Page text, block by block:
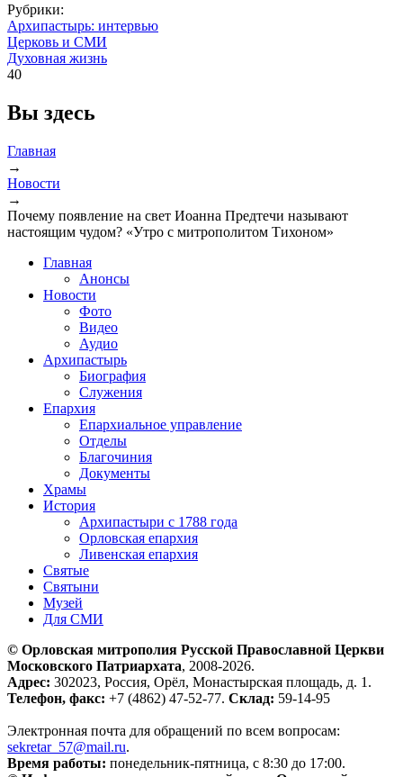
Рубрики:
Архипастырь: интервью
Церковь и СМИ
Духовная жизнь
40
Вы здесь
Главная
→
Новости
→
Почему появление на свет Иоанна Предтечи называют
настоящим чудом? «Утро с митрополитом Тихоном»
Главная
Анонсы
Новости
Фото
Видео
Аудио
Архипастырь
Биография
Служения
Епархия
Епархиальное управление
Отделы
Благочиния
Документы
Храмы
История
Архипастыри с 1788 года
Орловская епархия
Ливенская епархия
Святые
Святыни
Музей
Для СМИ
© Орловская митрополия Русской Православной Церкви
Московского Патриархата, 2008-2026.
Адрес: 302023, Россия, Орёл, Монастырская площадь, д. 1.
Телефон, факс: +7 (4862) 47-52-77. Склад: 59-14-95
Электронная почта для обращений по всем вопросам:
sekretar_57@mail.ru.
Время работы: понедельник-пятница, с 8:30 до 17:00.